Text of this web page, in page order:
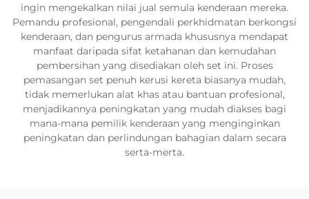
ingin mengekalkan nilai jual semula kenderaan mereka.
Pemandu profesional, pengendali perkhidmatan berkongsi
kenderaan, dan pengurus armada khususnya mendapat
manfaat daripada sifat ketahanan dan kemudahan
pembersihan yang disediakan oleh set ini. Proses
pemasangan set penuh kerusi kereta biasanya mudah,
tidak memerlukan alat khas atau bantuan profesional,
menjadikannya peningkatan yang mudah diakses bagi
mana-mana pemilik kenderaan yang menginginkan
peningkatan dan perlindungan bahagian dalam secara
serta-merta.